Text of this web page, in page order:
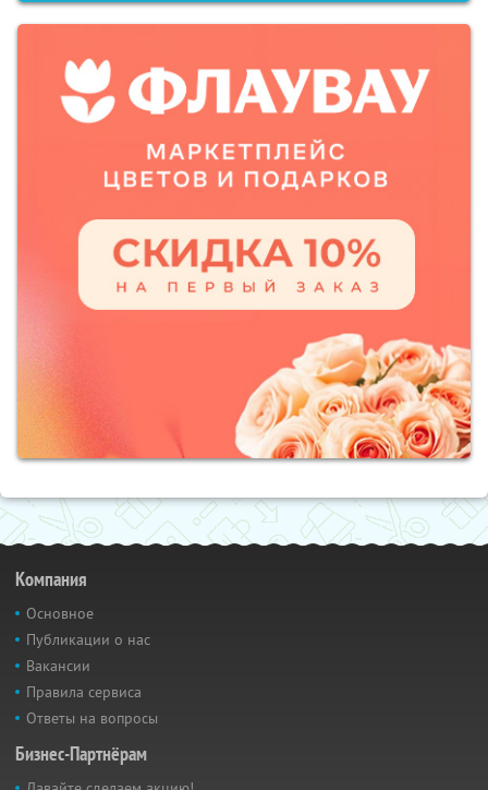
Компания
Основное
Публикации о нас
Вакансии
Правила сервиса
Ответы на вопросы
Бизнес-Партнёрам